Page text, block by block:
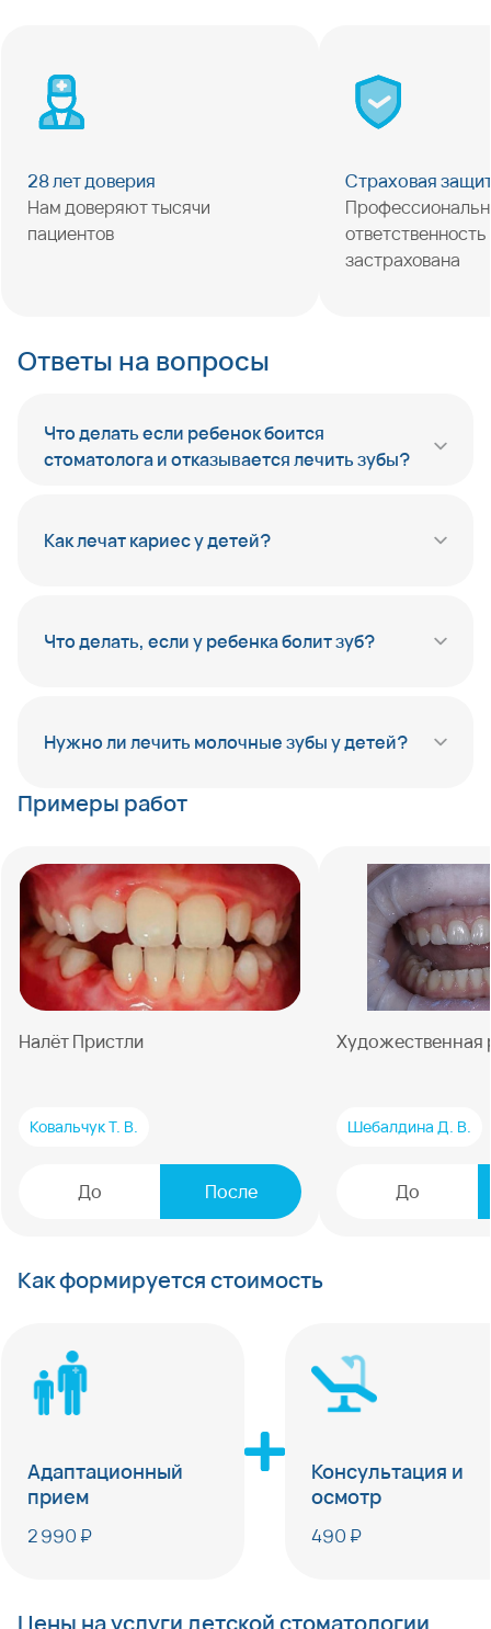
28 лет доверия
Нам доверяют тысячи
пациентов
Страховая
застрахована
Ответы на вопросы
Что делать если ребенок боится
стоматолога и отказывается лечить зубы?
Как лечат кариес у детей?
Что делать, если у ребенка болит зуб?
Нужно ли лечить молочные зубы у детей?
Примеры работ
Налёт Пристли
Ковальчук Т. В.
До После
Художественная
Шебалдина Д. В.
До
Как формируется стоимость
Адаптационный
прием
2 990 ₽
Консультация и
осмотр
490 ₽
Цены на услуги детской стоматологии